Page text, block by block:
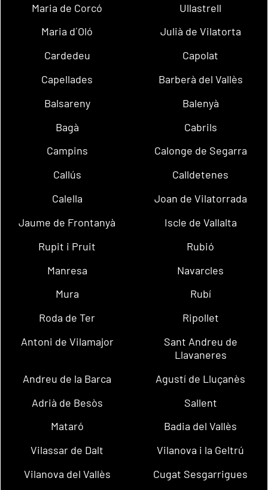
Maria de Corcó
Ullastrell
Maria d´Oló
Julià de Vilatorta
Cardedeu
Capolat
Capellades
Barberà del Vallès
Balsareny
Balenyà
Bagà
Cabrils
Campins
Calonge de Segarra
Callús
Calldetenes
Calella
Joan de Vilatorrada
Jaume de Frontanyà
Iscle de Vallalta
Rupit i Pruit
Rubió
Manresa
Navarcles
Mura
Rubí
Roda de Ter
Ripollet
Antoni de Vilamajor
Sant Andreu de
Llavaneres
Andreu de la Barca
Agustí de Lluçanès
Adrià de Besòs
Sallent
Mataró
Badia del Vallès
Vilassar de Dalt
Vilanova i la Geltrú
Vilanova del Vallès
Cugat Sesgarrigues